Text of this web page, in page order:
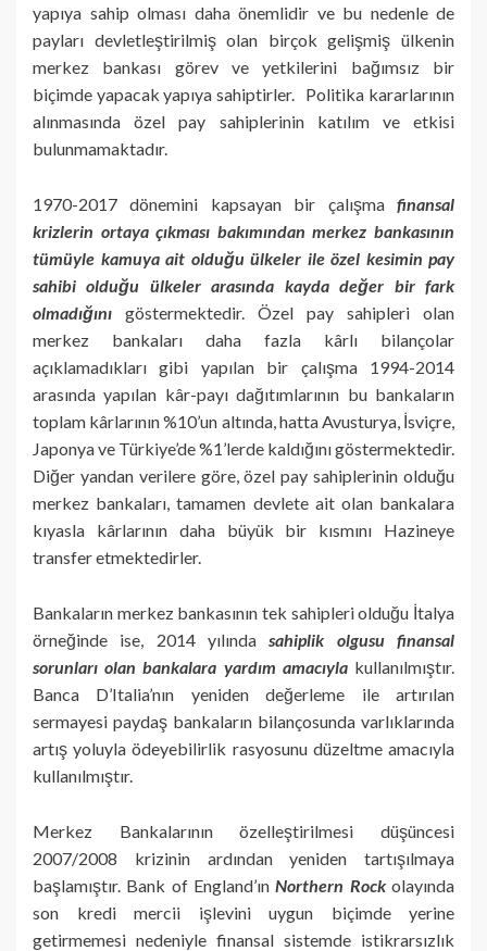
yapıya sahip olması daha önemlidir ve bu nedenle de
payları devletleştirilmiş olan birçok gelişmiş ülkenin
merkez bankası görev ve yetkilerini bağımsız bir
biçimde yapacak yapıya sahiptirler. Politika kararlarının
alınmasında özel pay sahiplerinin katılım ve etkisi
bulunmamaktadır.
1970-2017 dönemini kapsayan bir çalışma finansal
krizlerin ortaya çıkması bakımından merkez bankasının
tümüyle kamuya ait olduğu ülkeler ile özel kesimin pay
sahibi olduğu ülkeler arasında kayda değer bir fark
olmadığını göstermektedir. Özel pay sahipleri olan
merkez bankaları daha fazla kârlı bilançolar
açıklamadıkları gibi yapılan bir çalışma 1994-2014
arasında yapılan kâr-payı dağıtımlarının bu bankaların
toplam kârlarının %10’un altında, hatta Avusturya, İsviçre,
Japonya ve Türkiye’de %1’lerde kaldığını göstermektedir.
Diğer yandan verilere göre, özel pay sahiplerinin olduğu
merkez bankaları, tamamen devlete ait olan bankalara
kıyasla kârlarının daha büyük bir kısmını Hazineye
transfer etmektedirler.
Bankaların merkez bankasının tek sahipleri olduğu İtalya
örneğinde ise, 2014 yılındasahiplik olgusu finansal
sorunları olan bankalara yardım amacıylakullanılmıştır.
Banca D’Italia’nın yeniden değerleme ile artırılan
sermayesi paydaş bankaların bilançosunda varlıklarında
artış yoluyla ödeyebilirlik rasyosunu düzeltme amacıyla
kullanılmıştır.
Merkez Bankalarının özelleştirilmesi düşüncesi
2007/2008 krizinin ardından yeniden tartışılmaya
başlamıştır. Bank of England’ın Northern Rockolayında
son kredi mercii işlevini uygun biçimde yerine
getirmemesi nedeniyle finansal sistemde istikrarsızlık